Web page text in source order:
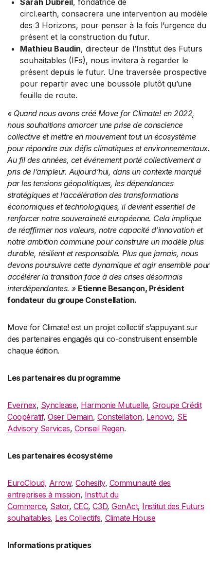
Sarah Dubreil , fondatrice de
circl.earth, consacrera une intervention au modèle
des 3 Horizons, pour penser à la fois l’urgence du
présent et la construction du futur.
Mathieu Baudin, directeur de l’Institut des Futurs
souhaitables (IFs), nous invitera à regarder le
présent depuis le futur. Une traversée prospective
pour repartir avec une boussole plutôt qu’une
feuille de route.
« Quand nous avons créé Move for Climate! en 2022,
nous souhaitions amorcer une prise de conscience
collective et mettre en mouvement tout un écosystème
pour répondre aux défis climatiques et environnementaux.
Au fil des années, cet événement porté collectivement a
pris de l’ampleur. Aujourd’hui, dans un contexte marqué
par les tensions géopolitiques, les dépendances
stratégiques et l’accélération des transformations
économiques et technologiques, il devient essentiel de
renforcer notre souveraineté européenne. Cela implique
de réaffirmer nos valeurs, notre capacité d’innovation et
notre ambition commune pour construire un modèle plus
durable, résilient et responsable. Plus que jamais, nous
devons poursuivre cette dynamique et agir ensemble pour
accélérer la transition face à des crises désormais
interdépendantes.» Etienne Besançon, Président
fondateur du groupe Constellation.
Move for Climate! est un projet collectif s’appuyant sur
des partenaires engagés qui co-construisent ensemble
chaque édition.
Les partenaires du programme
Evernex, Synclease, Harmonie Mutuelle,Groupe Crédit
Coopératif,Oser Demain,Constellation, Lenovo, SE
Advisory Services, Conseil Regen.
Les partenaires écosystème
EuroCloud, Arrow,Cohesity, Communauté des
entreprises à mission, Institut du
Commerce, Sator, CEC,C3D,GenAct, Institut des Futurs
souhaitables, Les Collectifs, Climate House
Informations pratiques